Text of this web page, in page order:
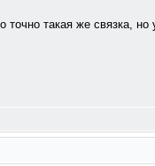
такая же связка, но